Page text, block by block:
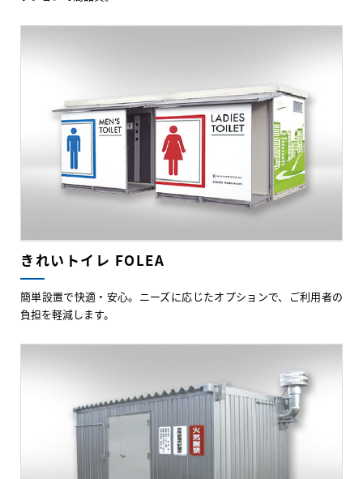
きれいトイレ FOLEA
簡単設置で快適・安心。ニーズに応じたオプションで、ご利用者の
負担を軽減します。